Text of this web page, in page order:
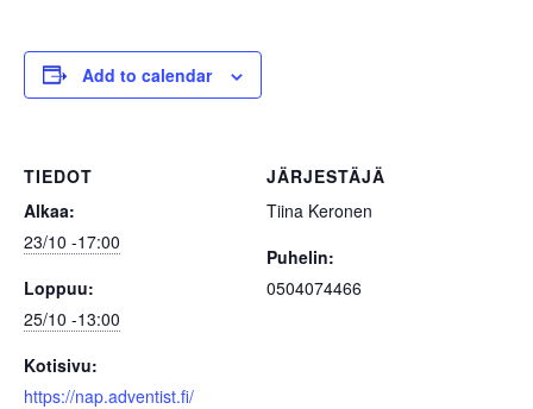
Add to calendar
TIEDOT
Alkaa:
23/10 -17:00
Loppuu:
25/10 -13:00
Kotisivu:
https://nap.adventist.fi/
JÄRJESTÄJÄ
Tiina Keronen
Puhelin:
0504074466